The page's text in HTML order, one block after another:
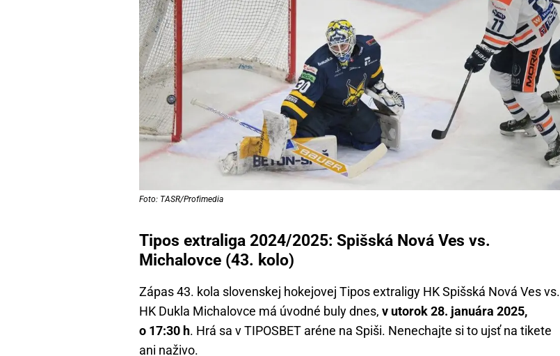
Foto: TASR/Profimedia
Tipos extraliga 2024/2025: Spišská Nová Ves vs.
Michalovce (43. kolo)
Zápas 43. kola slovenskej hokejovej Tipos extraligy HK Spišská Nová Ves vs.
HK Dukla Michalovce má úvodné buly dnes, v utorok 28. januára 2025,
o 17:30 h. Hrá sa v TIPOSBET aréne na Spiši. Nenechajte si to ujsť na tikete
ani naživo.